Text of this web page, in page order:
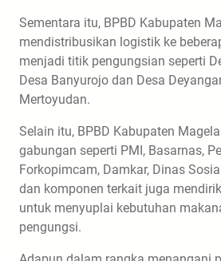
Sementara itu, BPBD Kabupaten
mendistribusikan logistik ke
menjadi titik pengungsian seperti
Desa Banyurojo dan Desa
Mertoyudan.
Selain itu, BPBD Kabupaten
gabungan seperti PMI, Basarnas,
Forkopimcam, Damkar, Dinas
dan komponen terkait juga
untuk menyuplai kebutuhan
pengungsi.